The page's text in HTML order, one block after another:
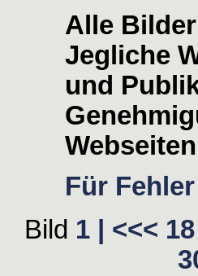
Alle
Jegliche
und
Für
Bild 1 | <<< 18 |